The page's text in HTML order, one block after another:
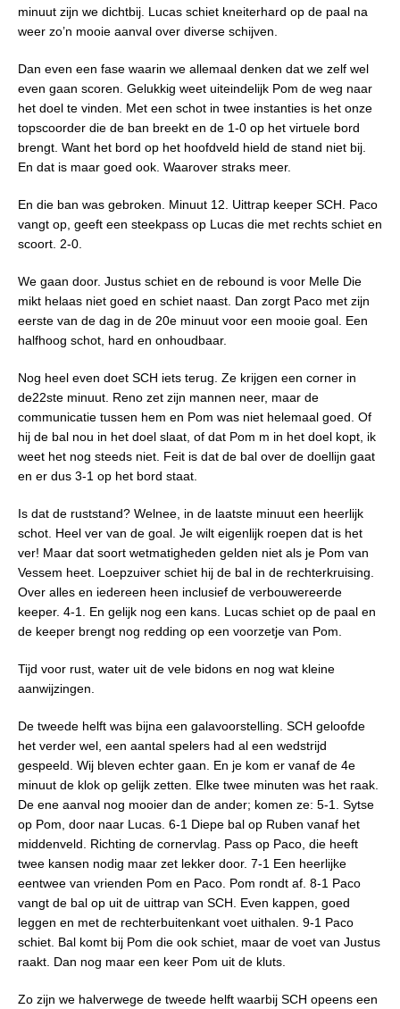
minuut zijn we dichtbij. Lucas schiet kneiterhard op de paal na
weer zo’n mooie aanval over diverse schijven.
Dan even een fase waarin we allemaal denken dat we zelf wel
even gaan scoren. Gelukkig weet uiteindelijk Pom de weg naar
het doel te vinden. Met een schot in twee instanties is het onze
topscoorder die de ban breekt en de 1-0 op het virtuele bord
brengt. Want het bord op het hoofdveld hield de stand niet bij.
En dat is maar goed ook. Waarover straks meer.
En die ban was gebroken. Minuut 12. Uittrap keeper SCH. Paco
vangt op, geeft een steekpass op Lucas die met rechts schiet en
scoort. 2-0.
We gaan door. Justus schiet en de rebound is voor Melle Die
mikt helaas niet goed en schiet naast. Dan zorgt Paco met zijn
eerste van de dag in de 20e minuut voor een mooie goal. Een
halfhoog schot, hard en onhoudbaar.
Nog heel even doet SCH iets terug. Ze krijgen een corner in
de22ste minuut. Reno zet zijn mannen neer, maar de
communicatie tussen hem en Pom was niet helemaal goed. Of
hij de bal nou in het doel slaat, of dat Pom m in het doel kopt, ik
weet het nog steeds niet. Feit is dat de bal over de doellijn gaat
en er dus 3-1 op het bord staat.
Is dat de ruststand? Welnee, in de laatste minuut een heerlijk
schot. Heel ver van de goal. Je wilt eigenlijk roepen dat is het
ver! Maar dat soort wetmatigheden gelden niet als je Pom van
Vessem heet. Loepzuiver schiet hij de bal in de rechterkruising.
Over alles en iedereen heen inclusief de verbouwereerde
keeper. 4-1. En gelijk nog een kans. Lucas schiet op de paal en
de keeper brengt nog redding op een voorzetje van Pom.
Tijd voor rust, water uit de vele bidons en nog wat kleine
aanwijzingen.
De tweede helft was bijna een galavoorstelling. SCH geloofde
het verder wel, een aantal spelers had al een wedstrijd
gespeeld. Wij bleven echter gaan. En je kom er vanaf de 4e
minuut de klok op gelijk zetten. Elke twee minuten was het raak.
De ene aanval nog mooier dan de ander; komen ze: 5-1. Sytse
op Pom, door naar Lucas. 6-1 Diepe bal op Ruben vanaf het
middenveld. Richting de cornervlag. Pass op Paco, die heeft
twee kansen nodig maar zet lekker door. 7-1 Een heerlijke
eentwee van vrienden Pom en Paco. Pom rondt af. 8-1 Paco
vangt de bal op uit de uittrap van SCH. Even kappen, goed
leggen en met de rechterbuitenkant voet uithalen. 9-1 Paco
schiet. Bal komt bij Pom die ook schiet, maar de voet van Justus
raakt. Dan nog maar een keer Pom uit de kluts.
Zo zijn we halverwege de tweede helft waarbij SCH opeens een